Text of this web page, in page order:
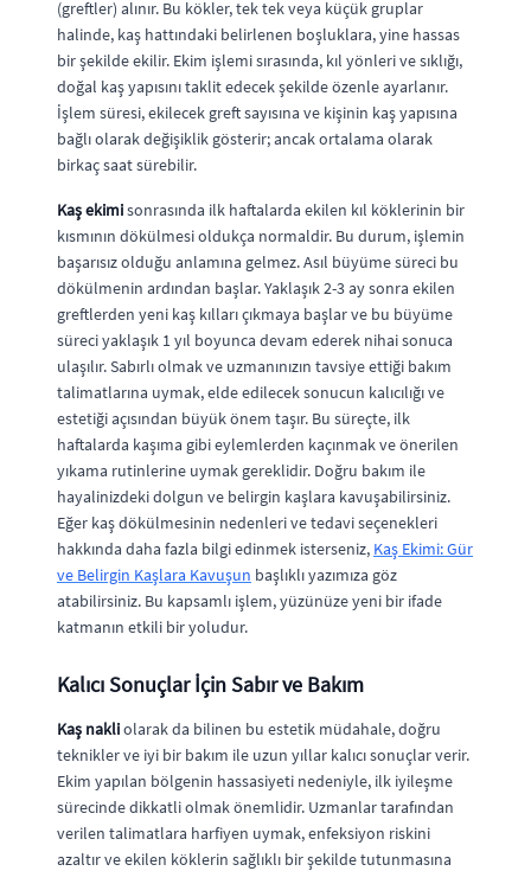
(greftler) alınır. Bu kökler, tek tek veya küçük gruplar
halinde, kaş hattındaki belirlenen boşluklara, yine hassas
bir şekilde ekilir. Ekim işlemi sırasında, kıl yönleri ve sıklığı,
doğal kaş yapısını taklit edecek şekilde özenle ayarlanır.
İşlem süresi, ekilecek greft sayısına ve kişinin kaş yapısına
bağlı olarak değişiklik gösterir; ancak ortalama olarak
birkaç saat sürebilir.
Kaş ekimisonrasında ilk haftalarda ekilen kıl köklerinin bir
kısmının dökülmesi oldukça normaldir. Bu durum, işlemin
başarısız olduğu anlamına gelmez. Asıl büyüme süreci bu
dökülmenin ardından başlar. Yaklaşık 2-3 ay sonra ekilen
greftlerden yeni kaş kılları çıkmaya başlar ve bu büyüme
süreci yaklaşık 1 yıl boyunca devam ederek nihai sonuca
ulaşılır. Sabırlı olmak ve uzmanınızın tavsiye ettiği bakım
talimatlarına uymak, elde edilecek sonucun kalıcılığı ve
estetiği açısından büyük önem taşır. Bu süreçte, ilk
haftalarda kaşıma gibi eylemlerden kaçınmak ve önerilen
yıkama rutinlerine uymak gereklidir. Doğru bakım ile
hayalinizdeki dolgun ve belirgin kaşlara kavuşabilirsiniz.
Eğer kaş dökülmesinin nedenleri ve tedavi seçenekleri
hakkında daha fazla bilgi edinmek isterseniz, Kaş Ekimi: Gür
ve Belirgin Kaşlara Kavuşun başlıklı yazımıza göz
atabilirsiniz. Bu kapsamlı işlem, yüzünüze yeni bir ifade
katmanın etkili bir yoludur.
Kalıcı Sonuçlar İçin Sabır ve Bakım
Kaş nakliolarak da bilinen bu estetik müdahale, doğru
teknikler ve iyi bir bakım ile uzun yıllar kalıcı sonuçlar verir.
Ekim yapılan bölgenin hassasiyeti nedeniyle, ilk iyileşme
sürecinde dikkatli olmak önemlidir. Uzmanlar tarafından
verilen talimatlara harfiyen uymak, enfeksiyon riskini
azaltır ve ekilen köklerin sağlıklı bir şekilde tutunmasına